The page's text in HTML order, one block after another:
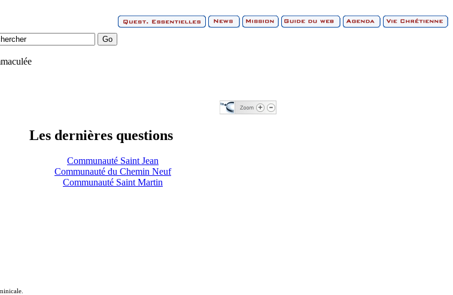
Les dernières questions
Communauté Saint Jean
Communauté du Chemin Neuf
Communauté Saint Martin